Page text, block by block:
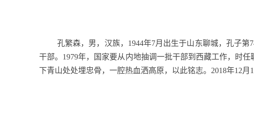
孔繁森，男，汉族， 1944年7月出生于山东聊城，孔子第
干部。 1979年，国家要从内地抽调一批干部到西藏工作，时
下青山处处埋忠骨，一腔热血洒高原，以此铭志。 2018年12月